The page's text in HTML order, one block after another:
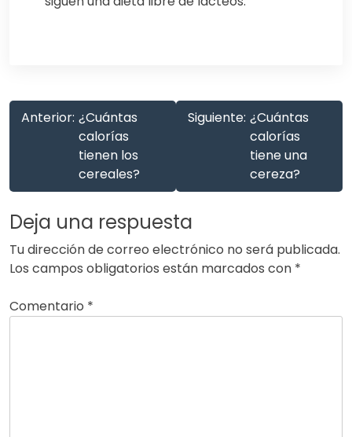
Anterior: ¿Cuántas
calorías
tienen los
cereales?
Siguiente: ¿Cuántas
calorías
tiene una
cereza?
Deja una respuesta
Tu dirección de correo electrónico no será publicada.
Los campos obligatorios están marcados con *
Comentario *